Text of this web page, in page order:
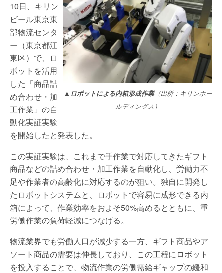
▲ロボットによる内箱形成作業（出所：キリンホー
ルディングス）
10日、キリン
ビール東京東
部物流センタ
ー（東京都江
東区）で、ロ
ボットを活用
した「商品詰
め合わせ・加
工作業」の自
動化実証実験
を開始したと発表した。
この実証実験は、これまで手作業で対応してきたギフト
商品などの詰め合わせ・加工作業を自動化し、労働力不
足や作業者の高齢化に対応するのが狙い。独自に開発し
たロボットシステムと、ロボットで容易に成形できる内
箱によって、作業効率をおよそ50%高めるとともに、重
労働作業の負荷軽減につなげる。
物流業界でも労働人口が減少する一方、ギフト商品やア
ソート商品の需要は伸長しており、この工程にロボット
を投入することで、物流作業の労働需給ギャップの緩和